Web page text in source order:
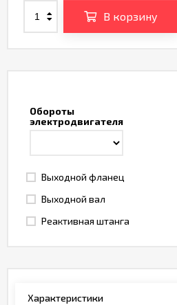
Обороты
электродвигателя
Выходной фланец
Выходной вал
Реактивная штанга
В корзину
Характеристики